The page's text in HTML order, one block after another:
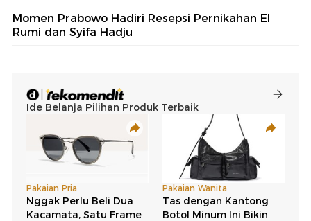
Momen Prabowo Hadiri Resepsi Pernikahan El
Rumi dan Syifa Hadju